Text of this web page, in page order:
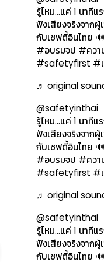
รู้ไหม…แค่ 1 นาที
ฟังเสียงจริงจาก
กับเซฟตี้อินไทย
#อบรมจป #ควา
#safetyfirst #เ
♬ original
@safetyinthai
รู้ไหม…แค่ 1 นาที
ฟังเสียงจริงจาก
กับเซฟตี้อินไทย
#อบรมจป #ควา
#safetyfirst #เ
♬ original
@safetyinthai
รู้ไหม…แค่ 1 นาที
ฟังเสียงจริงจาก
กับเซฟตี้อินไทย